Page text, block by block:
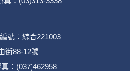
他與第三人合作之行銷推廣
含但不限於中英文姓名、地
號：綜合221003
街88-12號
：(037)462958